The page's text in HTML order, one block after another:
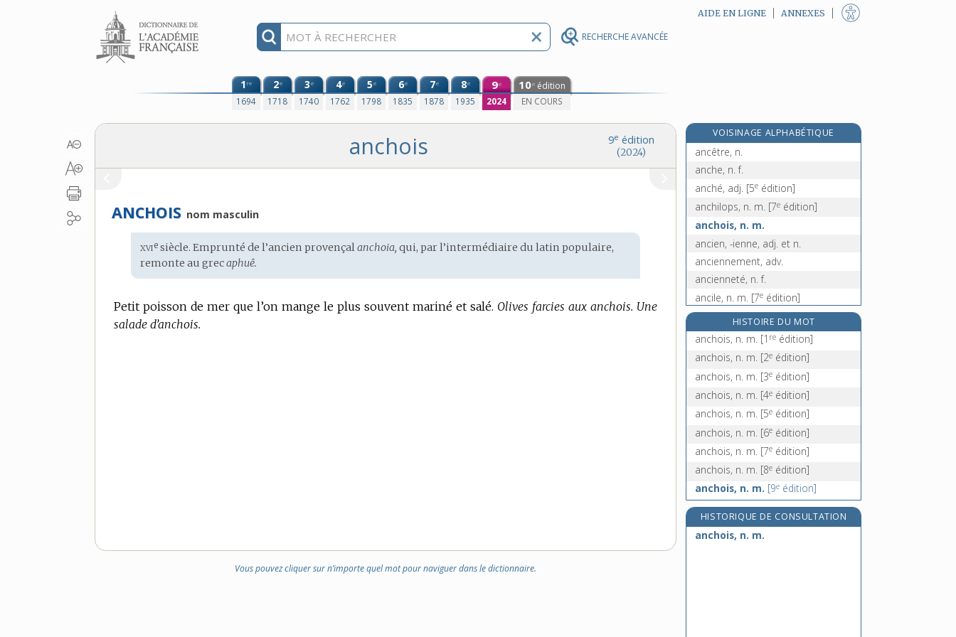
RECHERCHE AVANCÉE
Aller au contenu AIDE EN LIGNE ANNEXES
1re
1694
2e
1718
3e
1740
4e
1762
5e
1798
6e
1835
7e
1878
8e
1935
9e
2024
10e édition
EN COURS
9e édition
(2024)
anchois
ANCHOIS nom masculin
Étymologie
:
xvie siècle. Emprunté de l’ancien provençalanchoia, qui, par l’intermédiaire dulatin populaire,
remonte augrecaphuê.
Petit poisson de mer que l’on mange le plus souvent mariné et salé. Olives farcies aux anchois. Une
salade d’anchois.
Vous pouvez cliquer sur n’importe quel mot pour naviguer dans le dictionnaire.
VOISINAGE ALPHABÉTIQUE
ancestral, -ale, adj.
ancêtre, n.
anche, n. f.
anché, adj. [5e édition]
anchilops, n. m. [7e édition]
anchois, n. m.
ancien, -ienne, adj. et n.
anciennement, adv.
ancienneté, n. f.
ancile, n. m. [7e édition]
ancillaire, adj.
ancolie, n. f.
ancrage, n. m.
ancre, n. f.
ancre-charrue, n. f.
HISTOIRE DU MOT
anchois, n. m. [1 re édition]
anchois, n. m. [2e édition]
anchois, n. m. [3e édition]
anchois, n. m. [4e édition]
anchois, n. m. [5e édition]
anchois, n. m. [6e édition]
anchois, n. m. [7e édition]
anchois, n. m. [8e édition]
anchois, n. m. [9e édition]
HISTORIQUE DE CONSULTATION
anchois, n. m.